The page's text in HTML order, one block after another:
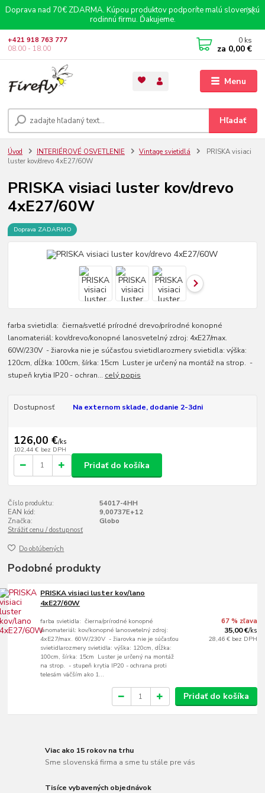
Doprava nad 70€ ZDARMA. Kúpou produktov podporíte malú slovenskú
rodinnú firmu. Ďakujeme.
Menu
Hľadať
+421 918 763 777
08.00 - 18.00
0 ks
za 0,00 €
Úvod INTERIÉROVÉ OSVETLENIE Vintage svietidlá
PRISKA visiaci
luster kov/drevo 4xE27/60W
PRISKA visiaci luster kov/drevo
4xE27/60W
Doprava ZADARMO
farba svietidla: čierna/svetlé prírodné drevo/prírodné konopné
lanomateriál: kov/drevo/konopné lanosvetelný zdroj: 4xE27/max.
60W/230V - žiarovka nie je súčasťou svietidlarozmery svietidla: výška:
120cm, dĺžka: 100cm, šírka: 15cm Luster je určený na montáž na strop. -
stupeň krytia IP20 - ochran... celý popis
Dostupnosť Na externom sklade, dodanie 2-3dni
126,00 €/ks
102,44 € bez DPH
Pridať do košíka
Číslo produktu:
54017-4HH
EAN kód:
9,00737E+12
Značka:
Globo
Strážiť cenu / dostupnosť
Do obľúbených
Podobné produkty
PRISKA visiaci luster kov/lano
4xE27/60W
farba svietidla: čierna/prírodné konopné
lanomateriál: kov/konopné lanosvetelný zdroj:
4xE27/max. 60W/230V - žiarovka nie je súčasťou
svietidlarozmery svietidla: výška: 120cm, dĺžka:
100cm, šírka: 15cm Luster je určený na montáž
na strop. - stupeň krytia IP20 - ochrana proti
telesám väčším ako 1...
67 % zľava
35,00 €/ks
28,46 € bez DPH
Pridať do košíka
Viac ako 15 rokov na trhu
Sme slovenská firma a sme tu stále pre vás
Tisíce vybavených objednávok